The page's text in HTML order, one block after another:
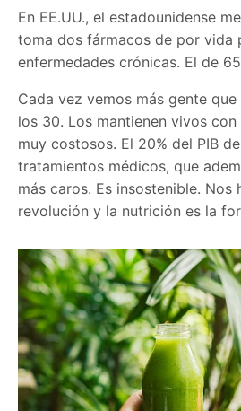
En EE.UU., el estadounidense
toma dos fármacos de por vida
enfermedades crónicas. El de
Cada vez vemos más gente
los 30. Los mantienen vivos
muy costosos. El 20% del PIB
tratamientos médicos, que
más caros. Es insostenible. Nos
revolución y la nutrición es la